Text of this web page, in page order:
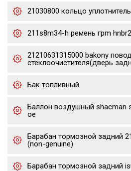
21030800 кольцо
211s8m34-h ремень грm
21210631315000 bakony
стеклоочистителя(дверь
Бак топливный
Баллон воздушный shacman
oe
Барабан тормозной задний
(non-genuine)
Барабан тормозной задний